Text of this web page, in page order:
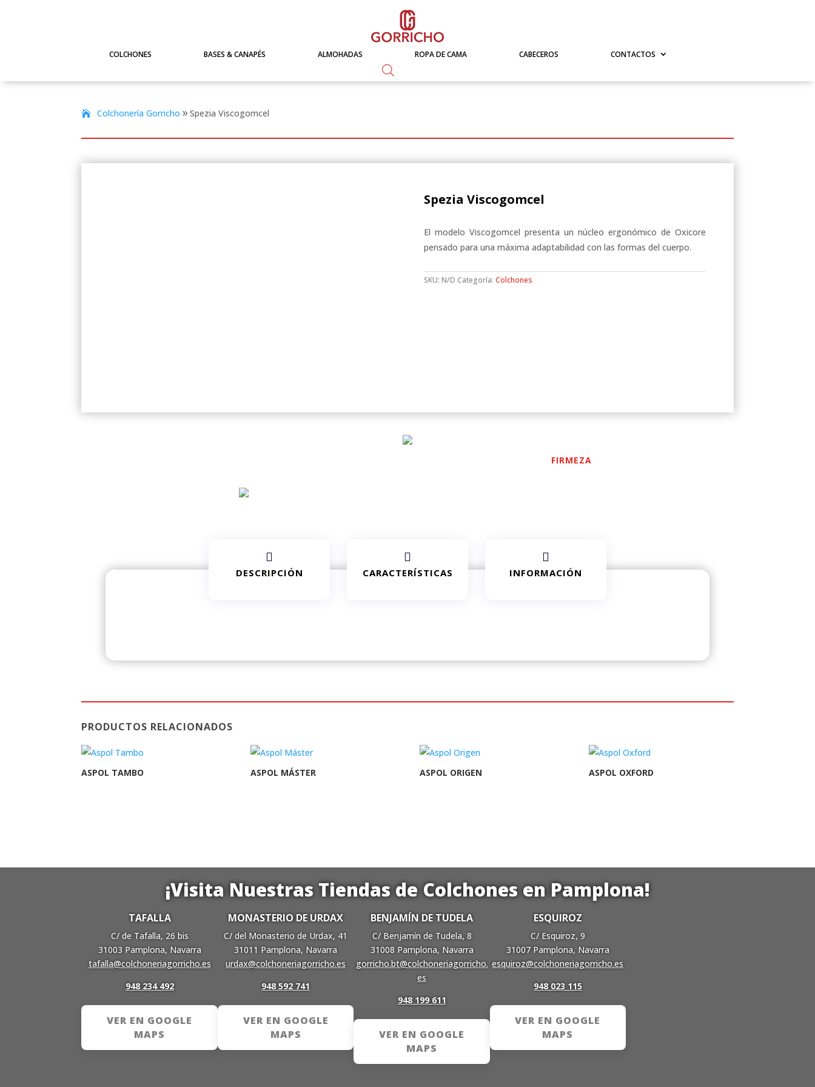
COLCHONES BASES & CANAPÉS ALMOHADAS ROPA DE CAMA CABECEROS CONTACTOS
Colchonería Gorricho Spezia Viscogomcel
Spezia Viscogomcel
El modelo Viscogomcel presenta un núcleo ergonómico de Oxicore
pensado para una máxima adaptabilidad con las formas del cuerpo.
SKU: N/D Categoría:Colchones
FIRMEZA

DESCRIPCIÓN

CARACTERÍSTICAS

INFORMACIÓN
PRODUCTOS RELACIONADOS
ASPOL TAMBO ASPOL MÁSTER ASPOL ORIGEN ASPOL OXFORD
¡Visita Nuestras Tiendas de Colchones en Pamplona!
TAFALLA
C/ de Tafalla, 26 bis
31003 Pamplona, Navarra
tafalla@colchoneriagorricho.es
948 234 492
VER EN GOOGLE
MAPS
MONASTERIO DE URDAX
C/ del Monasterio de Urdax, 41
31011 Pamplona, Navarra
urdax@colchoneriagorricho.es
948 592 741
VER EN GOOGLE
MAPS
BENJAMÍN DE TUDELA
C/ Benjamín de Tudela, 8
31008 Pamplona, Navarra
gorricho.bt@colchoneriagorricho.
es
948 199 611
VER EN GOOGLE
MAPS
ESQUIROZ
C/ Esquiroz, 9
31007 Pamplona, Navarra
esquiroz@colchoneriagorricho.es
948 023 115
VER EN GOOGLE
MAPS